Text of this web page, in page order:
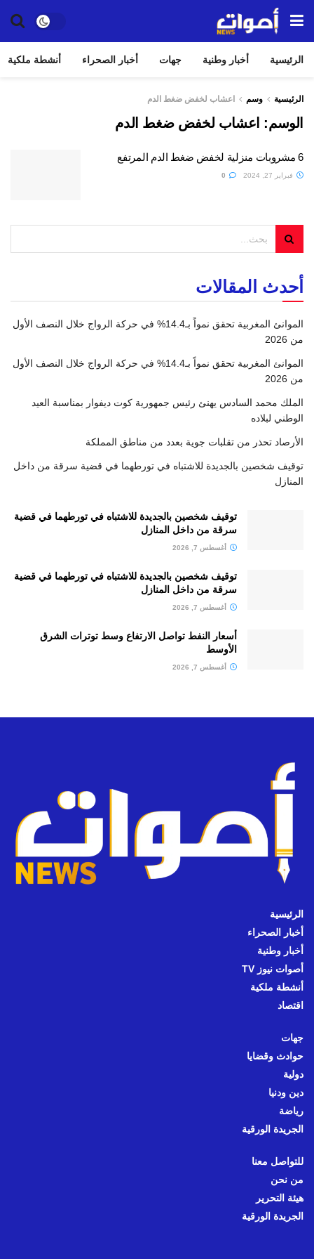
الرئيسية أخبار وطنية جهات أخبار الصحراء أنشطة ملكية
الرئيسية وسم اعشاب لخفض ضغط الدم
الوسم: اعشاب لخفض ضغط الدم
6 مشروبات منزلية لخفض ضغط الدم المرتفع
فبراير 27, 2024
أحدث المقالات
الموانئ المغربية تحقق نمواً بـ14.4% في حركة الرواج خلال النصف الأول
من 2026
الموانئ المغربية تحقق نمواً بـ14.4% في حركة الرواج خلال النصف الأول
من 2026
الملك محمد السادس يهنئ رئيس جمهورية كوت ديفوار بمناسبة العيد
الوطني لبلاده
الأرصاد تحذر من تقلبات جوية بعدد من مناطق المملكة
توقيف شخصين بالجديدة للاشتباه في تورطهما في قضية سرقة من داخل
المنازل
توقيف شخصين بالجديدة للاشتباه في تورطهما في قضية
سرقة من داخل المنازل
أغسطس 7, 2026
توقيف شخصين بالجديدة للاشتباه في تورطهما في قضية
سرقة من داخل المنازل
أغسطس 7, 2026
أسعار النفط تواصل الارتفاع وسط توترات الشرق
الأوسط
أغسطس 7, 2026
الرئيسية
أخبار الصحراء
أخبار وطنية
أصوات نيوز TV
أنشطة ملكية
اقتصاد
جهات
حوادث وقضايا
دولية
دين ودنيا
رياضة
الجريدة الورقية
للتواصل معنا
من نحن
هيئة التحرير
الجريدة الورقية